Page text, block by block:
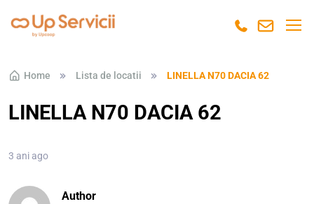
Skip to navigation
Skip to content
Home Lista de locatii LINELLA N70 DACIA 62
LINELLA N70 DACIA 62
3 ani ago
Author